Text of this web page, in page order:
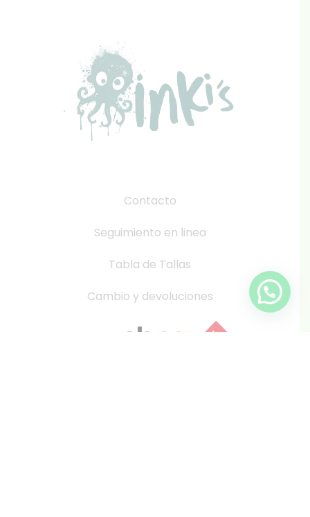
Contacto
Seguimiento en linea
Tabla de Tallas
Cambio y devoluciones